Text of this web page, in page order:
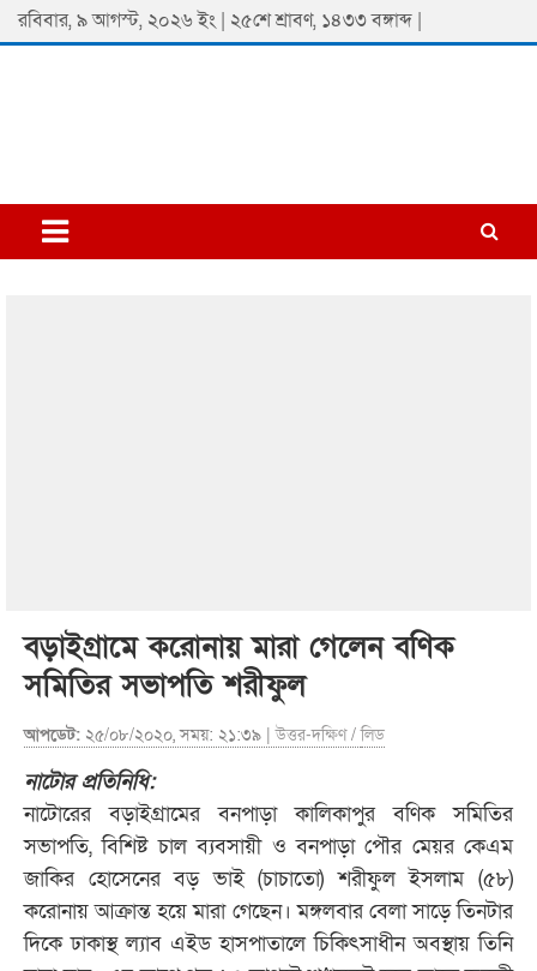
Skip
to
রবিবার, ৯ আগস্ট, ২০২৬ ইং | ২৫শে শ্রাবণ, ১৪৩৩ বঙ্গাব্দ |
Padmaprobaha
Online Newspaper Portal
বড়াইগ্রামে করোনায় মারা গেলেন বণিক
সমিতির সভাপতি শরীফুল
আপডেট: ২৫/০৮/২০২০, সময়: ২১:৩৯ |উত্তর-দক্ষিণ/লিড
নাটোর প্রতিনিধি:
নাটোরের বড়াইগ্রামের বনপাড়া কালিকাপুর বণিক সমিতির
সভাপতি, বিশিষ্ট চাল ব্যবসায়ী ও বনপাড়া পৌর মেয়র কেএম
জাকির হোসেনের বড় ভাই (চাচাতো) শরীফুল ইসলাম (৫৮)
করোনায় আক্রান্ত হয়ে মারা গেছেন। মঙ্গলবার বেলা সাড়ে তিনটার
দিকে ঢাকাস্থ ল্যাব এইড হাসপাতালে চিকিৎসাধীন অবস্থায় তিনি